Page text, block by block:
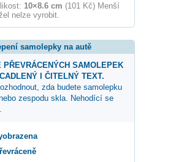
10×8.6 cm (101 Kč) Menší
nelze vyrobit.
samolepky na autě
PŘEVRÁCENÝCH SAMOLEPEK
I ČITELNÝ TEXT.
zda budete samolepku
zespodu skla. Nehodící se